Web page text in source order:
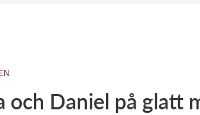
och Daniel på glatt